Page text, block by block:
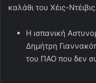
καλάθι του Χέις-Ντέιβις.
Η ισπανική
Δημήτρη
του ΠΑΟ που δεν